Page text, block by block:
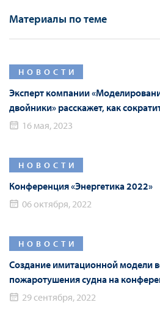
Материалы по теме
НОВОСТИ
Эксперт компании
двойники» расскажет, как
производстве и повысить
16 мая, 2023
НОВОСТИ
Конференция «Энергетика 2022»
06 октября, 2022
НОВОСТИ
Создание имитационной модели
пожаротушения судна на
29 сентября, 2022